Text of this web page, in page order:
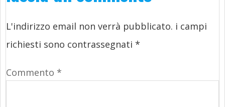
L'indirizzo email non verrà pubblicato. i campi
richiesti sono contrassegnati *
Commento *